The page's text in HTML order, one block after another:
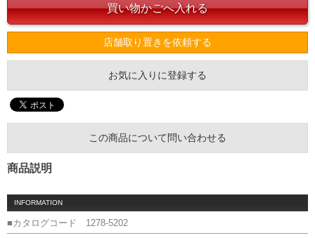
店舗取り置きを依頼する
お気に入りに登録する
この商品について問い合わせる
商品説明
INFORMATION
■カタログコード 1278-5202